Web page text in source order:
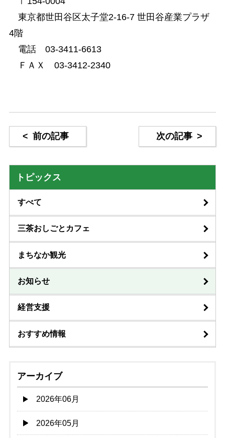
東京都世田谷区太子堂2-16-7 世田谷産業プラザ
4階
電話 03-3411-6613
ＦＡＸ 03-3412-2340
< 前の記事 次の記事 >
トピックス
すべて
三茶おしごとカフェ
まちなか観光
お知らせ
経営支援
おすすめ情報
アーカイブ
2026年06月
2026年05月